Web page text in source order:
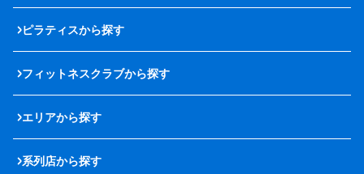
ピラティスから探す
フィットネスクラブから探す
エリアから探す
系列店から探す